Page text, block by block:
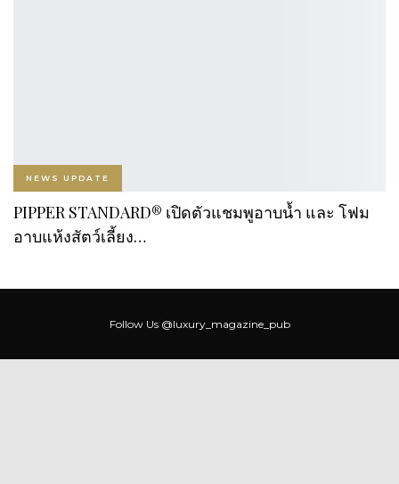
NEWS UPDATE
PIPPER STANDARD® เปิดตัวแชมพูอาบน้ำ และ โฟม
อาบแห้งสัตว์เลี้ยง…
Follow Us @luxury_magazine_pub